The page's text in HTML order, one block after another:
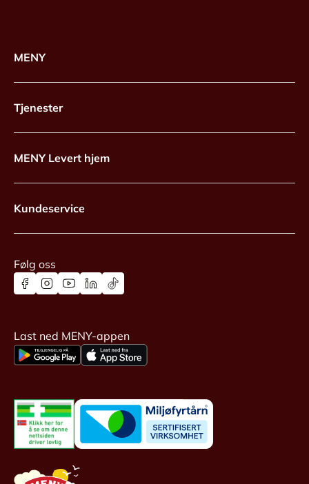
MENY
Tjenester
MENY Levert hjem
Kundeservice
Følg oss
Last ned MENY-appen